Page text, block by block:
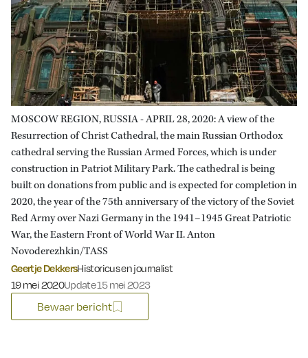
MOSCOW REGION, RUSSIA - APRIL 28, 2020: A view of the
Resurrection of Christ Cathedral, the main Russian Orthodox
cathedral serving the Russian Armed Forces, which is under
construction in Patriot Military Park. The cathedral is being
built on donations from public and is expected for completion in
2020, the year of the 75th anniversary of the victory of the Soviet
Red Army over Nazi Germany in the 1941–1945 Great Patriotic
War, the Eastern Front of World War II. Anton
Novoderezhkin/TASS
Geertje DekkersHistoricus en journalist
Gepubliceerd op:
19 mei 2020Update 15 mei 2023
Bewaar bericht